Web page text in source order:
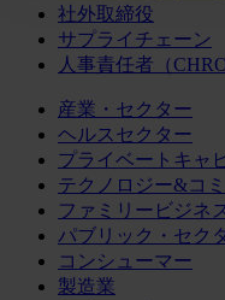
社外取締役
サプライチェーン
人事責任者（CHRO
産業・セクター
ヘルスセクター
プライベートキャ
テクノロジー&コ
ファミリービジネ
パブリック・セク
コンシューマー
製造業